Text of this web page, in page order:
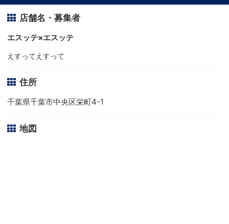
店舗名・募集者
エスッテ×エスッテ
えすってえすって
住所
千葉県千葉市中央区栄町4-1
地図